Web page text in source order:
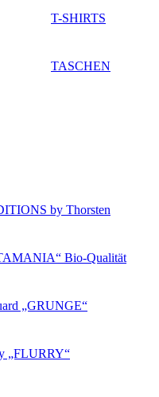
T-SHIRTS
TASCHEN
by Thorsten
Bio-Qualität
„GRUNGE“
„FLURRY“